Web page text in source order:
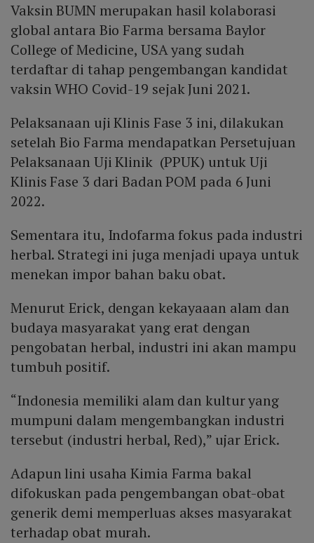
Vaksin BUMN merupakan hasil kolaborasi
global antara Bio Farma bersama Baylor
College of Medicine, USA yang sudah
terdaftar di tahap pengembangan kandidat
vaksin WHO Covid-19 sejak Juni 2021.
Pelaksanaan uji Klinis Fase 3 ini, dilakukan
setelah Bio Farma mendapatkan Persetujuan
Pelaksanaan Uji Klinik (PPUK) untuk Uji
Klinis Fase 3 dari Badan POM pada 6 Juni
2022.
Sementara itu, Indofarma fokus pada industri
herbal. Strategi ini juga menjadi upaya untuk
menekan impor bahan baku obat.
Menurut Erick, dengan kekayaaan alam dan
budaya masyarakat yang erat dengan
pengobatan herbal, industri ini akan mampu
tumbuh positif.
“Indonesia memiliki alam dan kultur yang
mumpuni dalam mengembangkan industri
tersebut (industri herbal, Red),” ujar Erick.
Adapun lini usaha Kimia Farma bakal
difokuskan pada pengembangan obat-obat
generik demi memperluas akses masyarakat
terhadap obat murah.